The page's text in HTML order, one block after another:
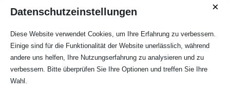
Eintrittspreise: Erwachsene: 10,- €,
unter 14 Jahre haben freien Eintritt
Datenschutzeinstellungen ×
Diese Website verwendet Cookies, um Ihre Erfahrung zu verbessern.
Einige sind für die Funktionalität der Website unerlässlich, während
andere uns helfen, Ihre Nutzungserfahrung zu analysieren und zu
verbessern. Bitte überprüfen Sie Ihre Optionen und treffen Sie Ihre
Wahl.